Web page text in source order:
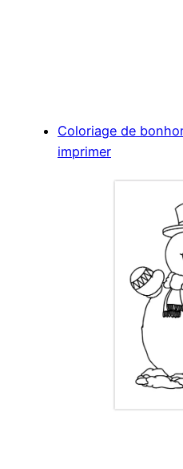
Coloriage de
imprimer